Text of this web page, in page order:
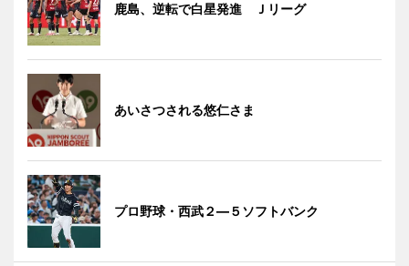
鹿島、逆転で白星発進 Ｊリーグ
あいさつされる悠仁さま
プロ野球・西武２―５ソフトバンク